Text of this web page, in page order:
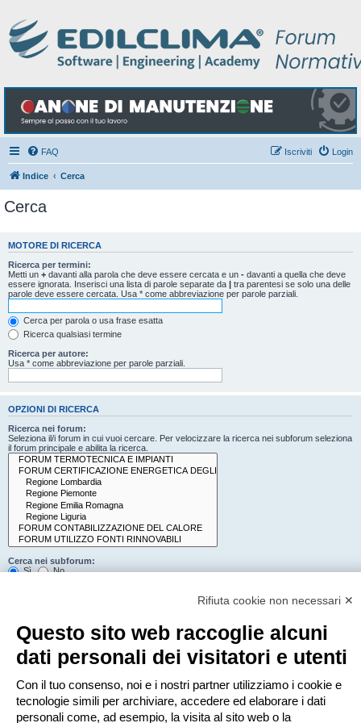
FAQ Login
Iscriviti
Indice Cerca
Cerca
MOTORE DI RICERCA
Ricerca per termini:
Metti un + davanti alla parola che deve essere cercata e un - davanti a quella che deve
essere ignorata. Inserisci una lista di parole separate da | tra parentesi se solo una delle
parole deve essere cercata. Usa * come abbreviazione per parole parziali.
Cerca per parola o usa frase esatta
Ricerca qualsiasi termine
Ricerca per autore:
Usa * come abbreviazione per parole parziali.
OPZIONI DI RICERCA
Ricerca nei forum:
Seleziona il/i forum in cui vuoi cercare. Per velocizzare la ricerca nei subforum seleziona
il forum principale e abilita la ricerca.
Cerca nei subforum:
Sì
No
Solo tra i titoli degli argomenti
Solo il primo messaggio dell’argomento
Mostra i risultati come:
Messaggi
Argomenti
Ordina risultati per:
Crescente
Decrescente
Rifiuta cookie non necessari ✕
Questo sito web raccoglie alcuni
dati personali dei visitatori e utenti
Con il tuo consenso, noi e i nostri partner utilizziamo i cookie e
tecnologie simili per archiviare, accedere ed elaborare i dati
personali come, ad esempio, la visita al sito web o la